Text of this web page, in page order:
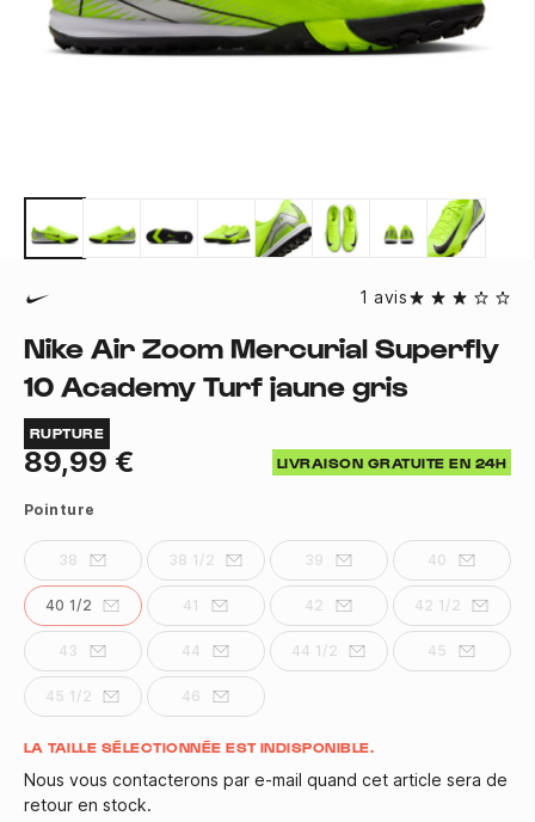
1 avis
Nike Air Zoom Mercurial Superfly
10 Academy Turf jaune gris
RUPTURE
89,99 € LIVRAISON GRATUITE EN 24H
Pointure
38 38 1/2 39 40
40 1/2 41 42 42 1/2
43 44 44 1/2 45
45 1/2 46
Quantité
LA TAILLE SÉLECTIONNÉE EST INDISPONIBLE.
Nous vous contacterons par e-mail quand cet article sera de
retour en stock.